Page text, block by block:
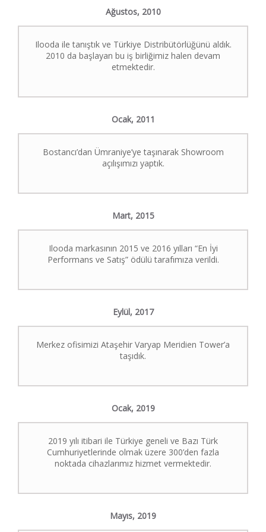
Ağustos, 2010
Ilooda ile tanıştık ve Türkiye Distribütörlüğünü aldık.
2010 da başlayan bu iş birliğimiz halen devam
etmektedir.
Ocak, 2011
Bostancı’dan Ümraniye’ye taşınarak Showroom
açılışımızı yaptık.
Mart, 2015
Ilooda markasının 2015 ve 2016 yılları “En İyi
Performans ve Satış” ödülü tarafımıza verildi.
Eylül, 2017
Merkez ofisimizi Ataşehir Varyap Meridien Tower’a
taşıdık.
Ocak, 2019
2019 yılı itibari ile Türkiye geneli ve Bazı Türk
Cumhuriyetlerinde olmak üzere 300’den fazla
noktada cihazlarımız hizmet vermektedir.
Mayıs, 2019